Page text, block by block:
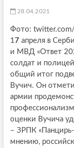
28.04.2021
Фото:
1 7апреля в
и МВД «Ответ
солдат и
общий итог
Вучич. Он
армии
оценки Вучича
– ЗРПК
мнению,